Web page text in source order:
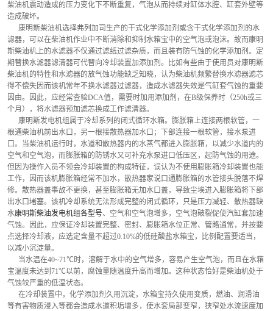
柴油机震动造成的压力变化下不断重复，气泡从而持续对缸体水腔、缸套外壁等
造成破坏。
康明斯柴油机选择弗列加司生产的干式化学添加剂或含干式化学添加剂的水
滤器，可以在柴油机作业中不断消除和抑制水箱宝中的空气泡或泡沫。故而康明
斯柴油机上的水滤器不仅通过滤纸过滤杂质，而且装有防气蚀的化学添加剂。定
期替换水滤器滤清器可代替向冷却装置加添加剂。比如有些由于使用员对康明斯
柴油机的特性和水滤器的放气蚀功能缺乏知晓，认为柴油机频繁替换水滤器滤芯
得不偿失因而该机常年不换水滤器过滤器，造成水滤器失效是气缸套气蚀的重要
因由。因此，应经常查验DCA值，需要时加用添加剂，在B级保养时（250h或三
个月），将水滤器预加滤芯换成工作滤清器。
康明斯发电机组属于冷却系列的闭式循环水箱。膨胀箱上连接两根软管，一
根通柴油机前出水口，另一根接散热器加水口；下部连接一根软管，接水泵进
口。当柴油机运行时，水道和散热器内的水蒸气都进入膨胀箱，以减少水道内的
空气和空气泡，而膨胀箱的防锈水又可补充水泵进口低压区，起防气蚀的用途。
但因为操作入员不领会冷却装置的构成特征，误认为不使用膨胀箱冷却装置也能
工作，因而该机膨胀箱经常不加水，散热器家说口通膨胀箱的水管接头脱落不焊
修。散热器盖事故不更换，甚至膨胀箱无加水口盖，导致尘埃进入膨胀箱将下部
出水口堵塞。该机冷却系统无法形成完整的闭式循环，只是压力减轻、散热器缺
水康明斯柴油发电机组各型号、空气和空气泡增多，空气泡破裂促使汽缸套加速
气蚀。因此，应保证冷却装置完整、密封、膨胀箱水位正常、管路通常，并按要
点选择冷却液，应选定含量不超过0.10%的低硅酸盐水箱宝，比例配置要适当，
以减小沉淀量。
当水温在40~71℃时，溶解于水中的空气增多，容易产生空气泡，而且在水箱
宝温度未达到71℃以前，腐蚀量随温度升高而增加。这种状态恰好是柴油机处于
气蚀较严重的低温状态。
在冷却装置中，化学添加剂久用沉淀，水箱宝持久使用变质，燃油、润滑油
等有害物质浸入等都会造成水道积垢增多，使水套局部变窄，狭窄处水流速度加